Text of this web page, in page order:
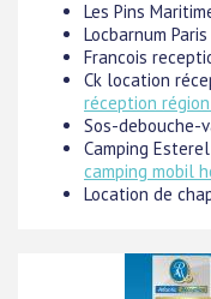
Les Pins
Locbarnum Paris
Francois
Ck location
réception
Sos-debouche-
Camping
camping mobil
Location de